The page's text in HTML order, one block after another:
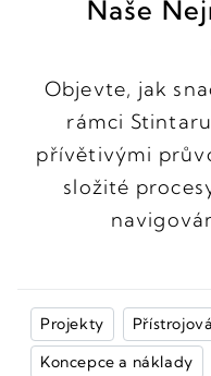
Naše
Objevte, jak
rámci
přívětivými
složité
Projekty
Koncepce a náklady